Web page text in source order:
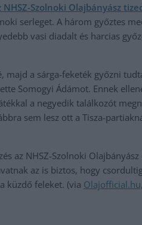
NHSZ-Szolnoki Olajbányász
serleget. A három győztes
vasi diadalt és harcias
majd a sárga-feketék győzni
Somogyi Ádámot. Ennek
a negyedik találkozót
sem lesz ott a Tisza-
az NHSZ-Szolnoki Olajbányász
az is biztos, hogy
küzdő feleket. (via Olajofficial.hu,